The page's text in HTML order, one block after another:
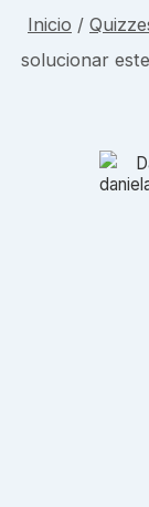
Inicio /
solucionar